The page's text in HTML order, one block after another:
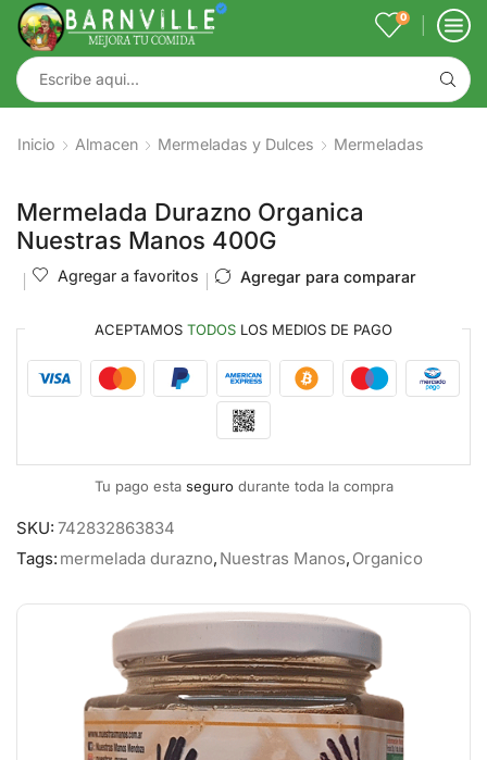
0
Inicio Almacen Mermeladas y Dulces Mermeladas
Mermelada Durazno Organica
Nuestras Manos 400G
Agregar a favoritos Agregar para comparar
ACEPTAMOS TODOS LOS MEDIOS DE PAGO
Tu pago esta segurodurante toda la compra
SKU: 742832863834
Tags: mermelada durazno, Nuestras Manos, Organico